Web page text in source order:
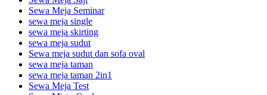
Sewa Meja Seminar
sewa meja single
sewa meja skirting
sewa meja sudut
Sewa meja sudut dan sofa oval
sewa meja taman
sewa meja taman 2in1
Sewa Meja Test